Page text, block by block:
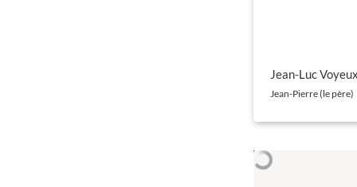
Jean-Luc
Jean-Pierre (le père)